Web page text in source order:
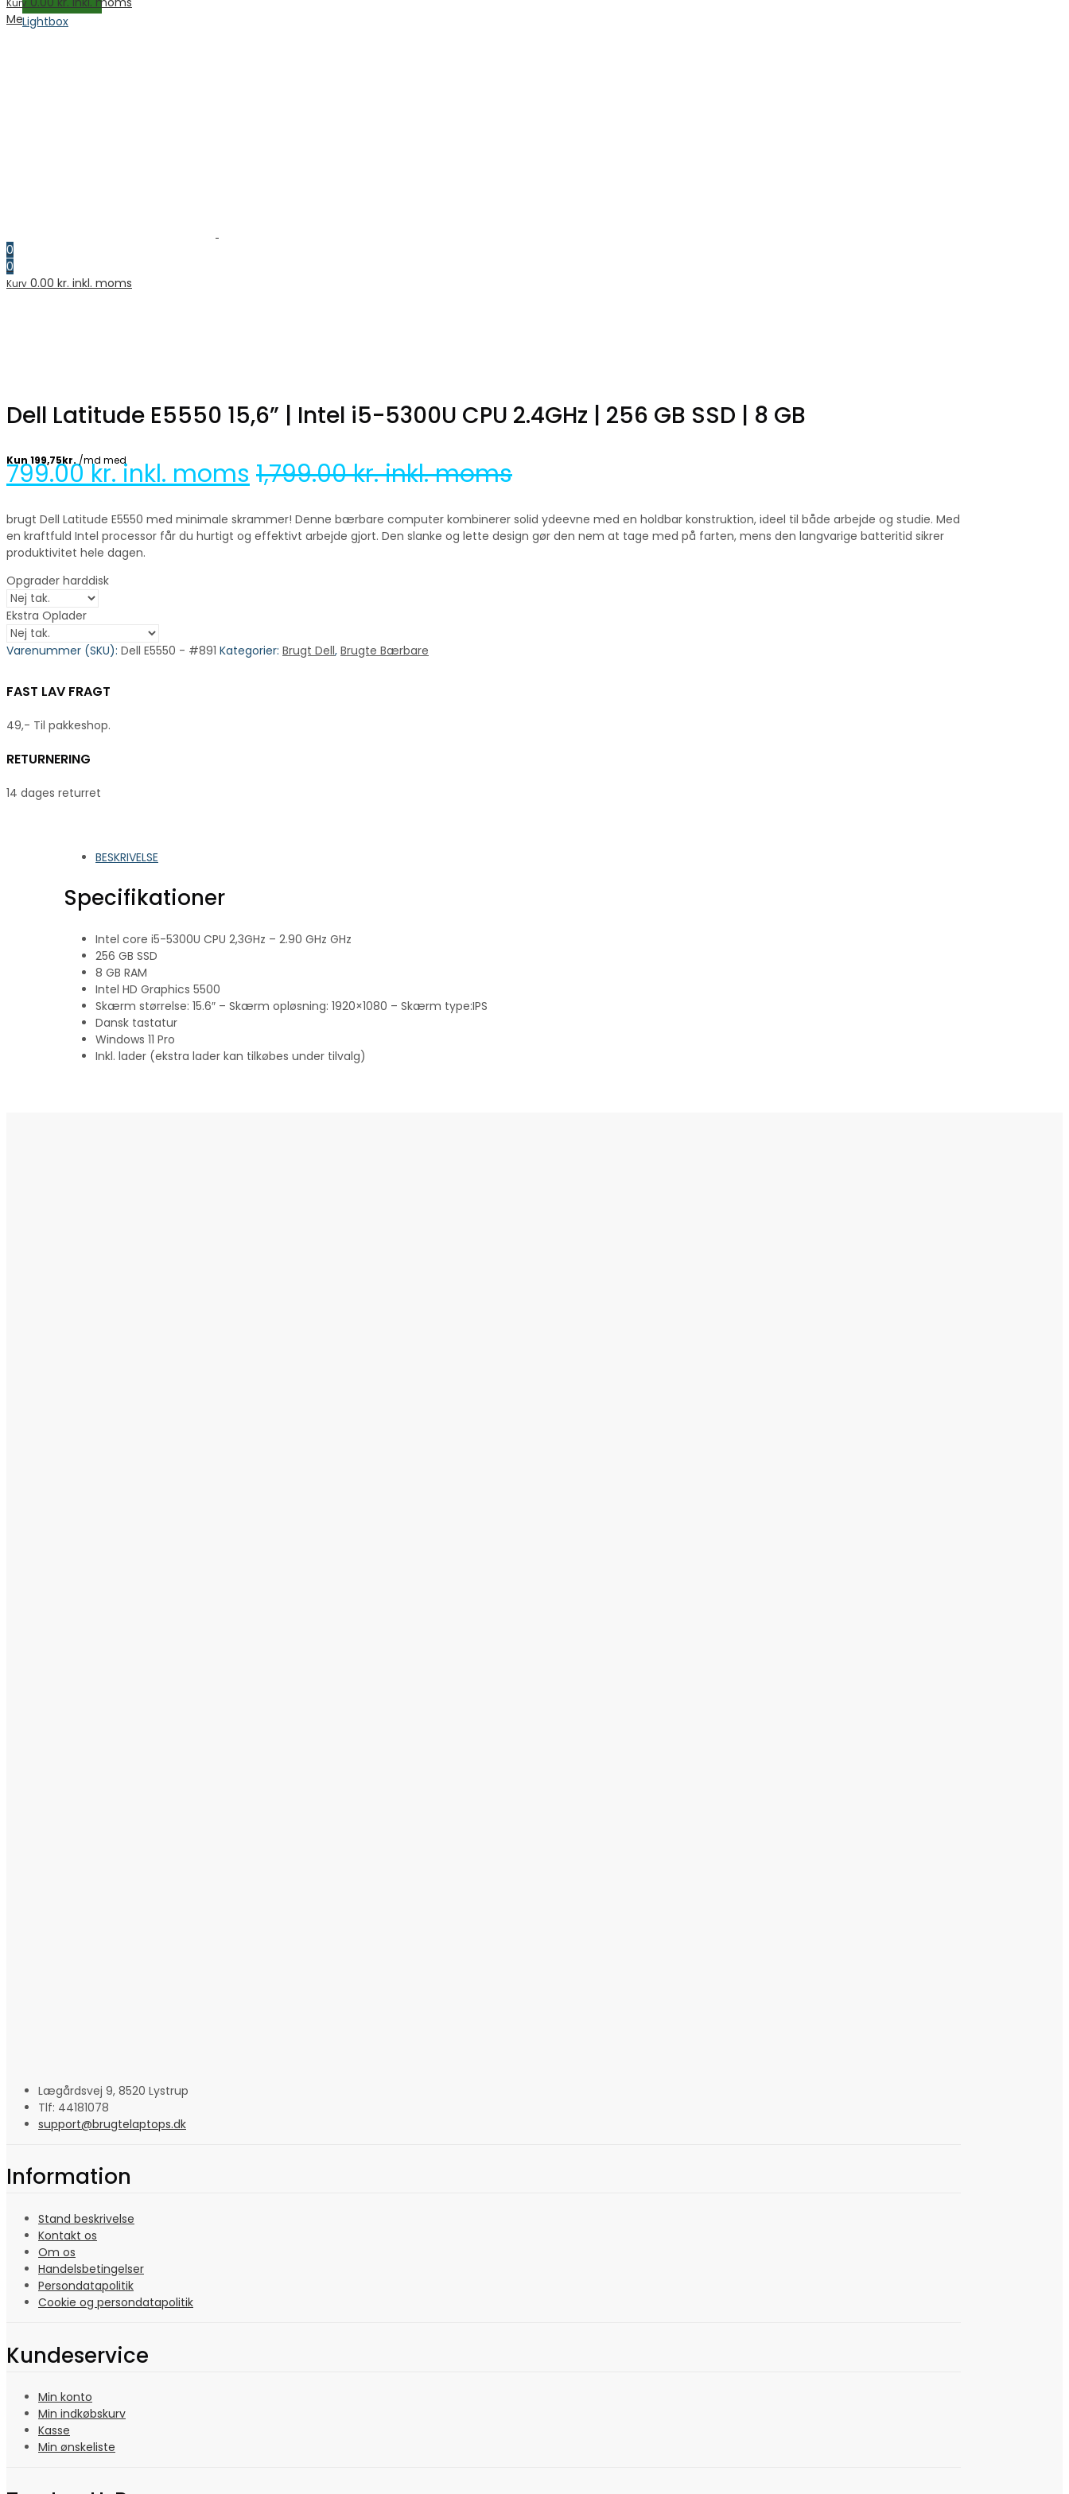
Kurv
Menu
0
0
Kurv 0.00 kr. inkl. moms
Lightbox
Dell Latitude E5550 15,6” | Intel i5-5300U CPU 2.4GHz | 256 GB SSD | 8 GB
799.00kr. inkl. moms 1,799.00kr. inkl. moms
brugt Dell Latitude E5550 med minimale skrammer! Denne bærbare computer kombinerer solid ydeevne med en holdbar konstruktion, ideel til både arbejde og studie. Med
en kraftfuld Intel processor får du hurtigt og effektivt arbejde gjort. Den slanke og lette design gør den nem at tage med på farten, mens den langvarige batteritid sikrer
produktivitet hele dagen.
Opgrader harddisk
Ekstra Oplader
Varenummer (SKU): Dell E5550 - #891 Kategorier: Brugt Dell, Brugte Bærbare
FAST LAV FRAGT
49,- Til pakkeshop.
RETURNERING
14 dages returret
BESKRIVELSE
Specifikationer
Intel core i5-5300U CPU 2,3GHz – 2.90 GHz GHz
256 GB SSD
8 GB RAM
Intel HD Graphics 5500
Skærm størrelse: 15.6″ – Skærm opløsning: 1920×1080 – Skærm type:IPS
Dansk tastatur
Windows 11 Pro
Inkl. lader (ekstra lader kan tilkøbes under tilvalg)
Lægårdsvej 9, 8520 Lystrup
Tlf: 44181078
support@brugtelaptops.dk
Information
Stand beskrivelse
Kontakt os
Om os
Handelsbetingelser
Persondatapolitik
Cookie og persondatapolitik
Kundeservice
Min konto
Min indkøbskurv
Kasse
Min ønskeliste